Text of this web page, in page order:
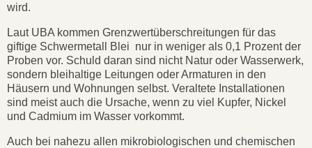
wird.
Laut UBA kommen Grenzwertüberschreitungen für das
giftige Schwermetall Blei nur in weniger als 0,1 Prozent der
Proben vor. Schuld daran sind nicht Natur oder Wasserwerk,
sondern bleihaltige Leitungen oder Armaturen in den
Häusern und Wohnungen selbst. Veraltete Installationen
sind meist auch die Ursache, wenn zu viel Kupfer, Nickel
und Cadmium im Wasser vorkommt.
Auch bei nahezu allen mikrobiologischen und chemischen